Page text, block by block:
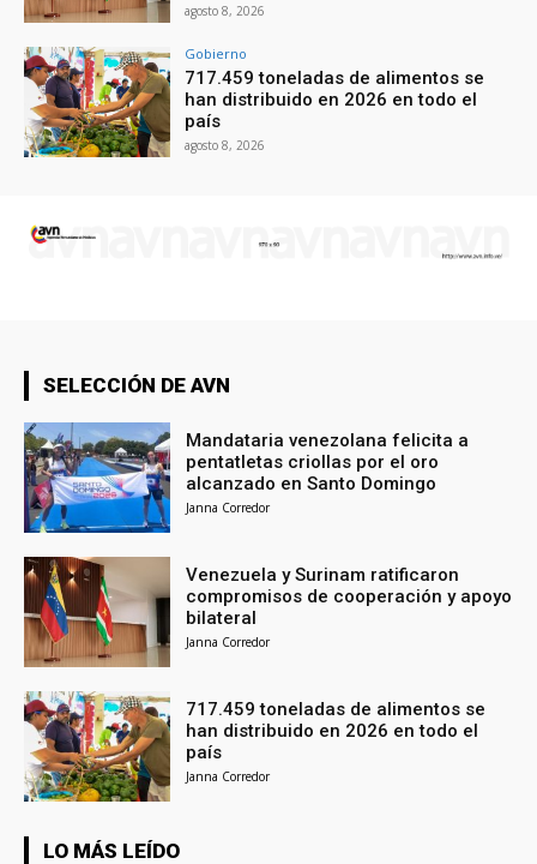
agosto 8, 2026
Gobierno
717.459 toneladas de alimentos se
han distribuido en 2026 en todo el
país
agosto 8, 2026
SELECCIÓN DE AVN
Mandataria venezolana felicita a
pentatletas criollas por el oro
alcanzado en Santo Domingo
Janna Corredor
Venezuela y Surinam ratificaron
compromisos de cooperación y apoyo
bilateral
Janna Corredor
717.459 toneladas de alimentos se
han distribuido en 2026 en todo el
país
Janna Corredor
LO MÁS LEÍDO